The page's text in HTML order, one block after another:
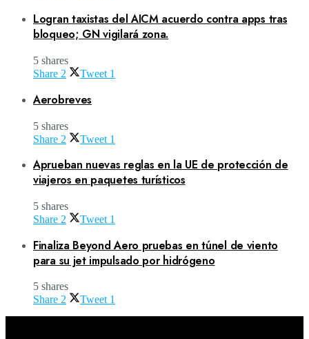
Logran taxistas del AICM acuerdo contra apps tras
bloqueo; GN vigilará zona.
5 shares
Share 2 Tweet 1
Aerobreves
5 shares
Share 2 Tweet 1
Aprueban nuevas reglas en la UE de protección de
viajeros en paquetes turísticos
5 shares
Share 2 Tweet 1
Finaliza Beyond Aero pruebas en túnel de viento
para su jet impulsado por hidrógeno
5 shares
Share 2 Tweet 1